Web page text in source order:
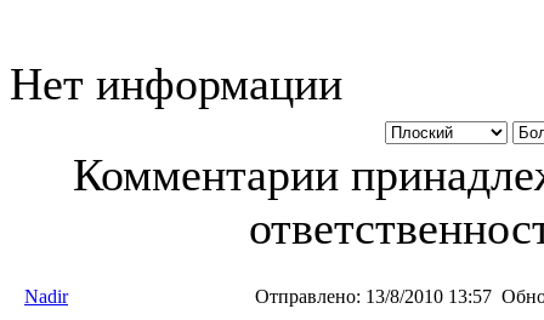
Нет информации
Комментарии
Nadir Отправлено: 13/8/2010 13:57